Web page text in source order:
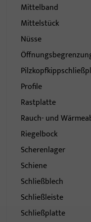
Mittelband
Mittelstück
Nüsse
Profile
Rastplatte
Rauch- und
Riegelbock
Scherenlager
Schiene
Schließblech
Schließleiste
Schließplatte